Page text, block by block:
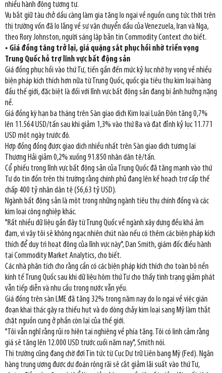
nhiều hành động tương tự.
Vụ bắt giữ tàu chở dầu càng làm gia tăng lo ngại về nguồn cung tức thời trên
thị trường vốn đã lo lắng về sự vận chuyển dầu của Venezuela, Iran và Nga,
theo Rory Johnston, người sáng lập bản tin Commodity Context cho biết.
• Giá đồng tăng trở lại, giá quặng sắt phục hồi nhờ triển vọng
Trung Quốc hỗ trợ lĩnh vực bất động sản
Giá đồng phục hồi vào thứ Tư, tiến gần đến mức kỷ lục nhờ hy vọng về nhiều
biện pháp kích thích hơn nữa từ Trung Quốc, quốc gia tiêu thụ kim loại hàng
đầu thế giới, đặc biệt là đối với lĩnh vực bất động sản đang bị ảnh hưởng nặng
nề.
Giá đồng kỳ hạn ba tháng trên Sàn giao dịch Kim loại Luân Đôn tăng 0,7%
lên 11.564 USD/tấn sau khi giảm 1,3% vào thứ Ba và đạt đỉnh kỷ lục 11.771
USD một ngày trước đó.
Hợp đồng đồng được giao dịch nhiều nhất trên Sàn giao dịch tương lai
Thượng Hải giảm 0,2% xuống 91.850 nhân dân tệ/tấn.
Cổ phiếu trong lĩnh vực bất động sản của Trung Quốc đã tăng mạnh vào thứ
Tư do tin đồn trên thị trường rằng chính phủ đang lên kế hoạch trợ cấp thế
chấp 400 tỷ nhân dân tệ (56,63 tỷ USD).
Ngành bất động sản là một trong những ngành tiêu thụ chính đồng và các
kim loại công nghiệp khác.
"Rất nhiều dữ liệu gần đây từ Trung Quốc về ngành xây dựng đều khá ảm
đạm, vì vậy tôi sẽ không ngạc nhiên chút nào nếu có thêm các biện pháp kích
thích để duy trì hoạt động của lĩnh vực này", Dan Smith, giám đốc điều hành
tại Commodity Market Analytics, cho biết.
Các nhà phân tích cho rằng cần có các biện pháp kích thích cho toàn bộ nền
kinh tế Trung Quốc sau khi dữ liệu hôm thứ Tư cho thấy tình trạng giảm phát
vẫn tiếp diễn và nhu cầu trong nước vẫn yếu.
Giá đồng trên sàn LME đã tăng 32% trong năm nay do lo ngại về việc gián
đoạn khai thác gây ra thiếu hụt và do dòng chảy kim loại sang Mỹ làm thắt
chặt nguồn cung ở phần còn lại của thế giới.
"Tôi vẫn nghĩ rằng rủi ro hiện tại nghiêng về phía tăng. Tôi có linh cảm rằng
giá sẽ tăng lên 12.000 USD trước cuối năm nay", Smith nói.
Thị trường cũng đang chờ đợi Tin tức từ Cục Dự trữ Liên bang Mỹ (Fed). Ngân
hàng trung ương được dự đoán rộng rãi sẽ cắt giảm lãi suất vào thứ Tư,